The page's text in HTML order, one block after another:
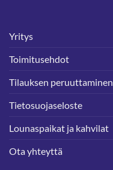
Yritys
Toimitusehdot
Tilauksen peruuttaminen
Tietosuojaseloste
Lounaspaikat ja kahvilat
Ota yhteyttä